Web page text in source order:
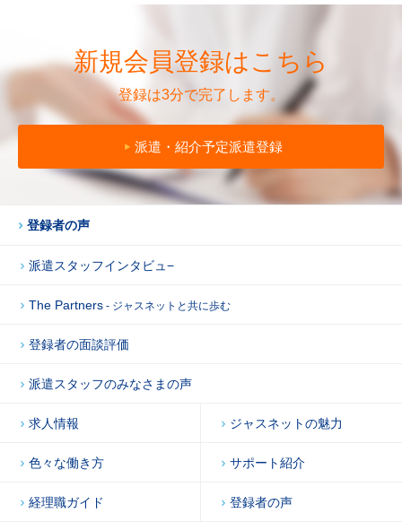
新規会員登録はこちら
登録は3分で完了します。
派遣・紹介予定派遣登録
登録者の声
派遣スタッフインタビュ−
The Partners - ジャスネットと共に歩む
登録者の面談評価
派遣スタッフのみなさまの声
求人情報 ジャスネットの魅力
色々な働き方 サポート紹介
経理職ガイド 登録者の声